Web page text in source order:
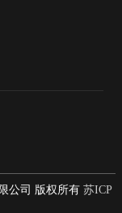
公司 版权所有苏ICP